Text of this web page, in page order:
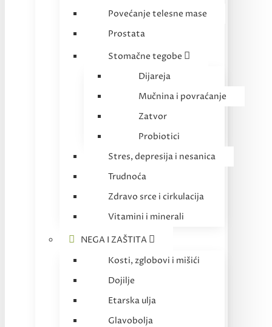
Povećanje telesne mase
Prostata
Stomačne tegobe
Dijareja
Mučnina i povraćanje
Zatvor
Probiotici
Stres, depresija i nesanica
Trudnoća
Zdravo srce i cirkulacija
Vitamini i minerali
NEGA I ZAŠTITA
Kosti, zglobovi i mišići
Dojilje
Etarska ulja
Glavobolja